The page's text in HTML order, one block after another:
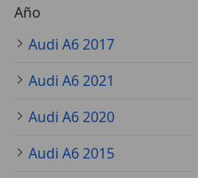
Año
Audi A6 2017
Audi A6 2021
Audi A6 2020
Audi A6 2015